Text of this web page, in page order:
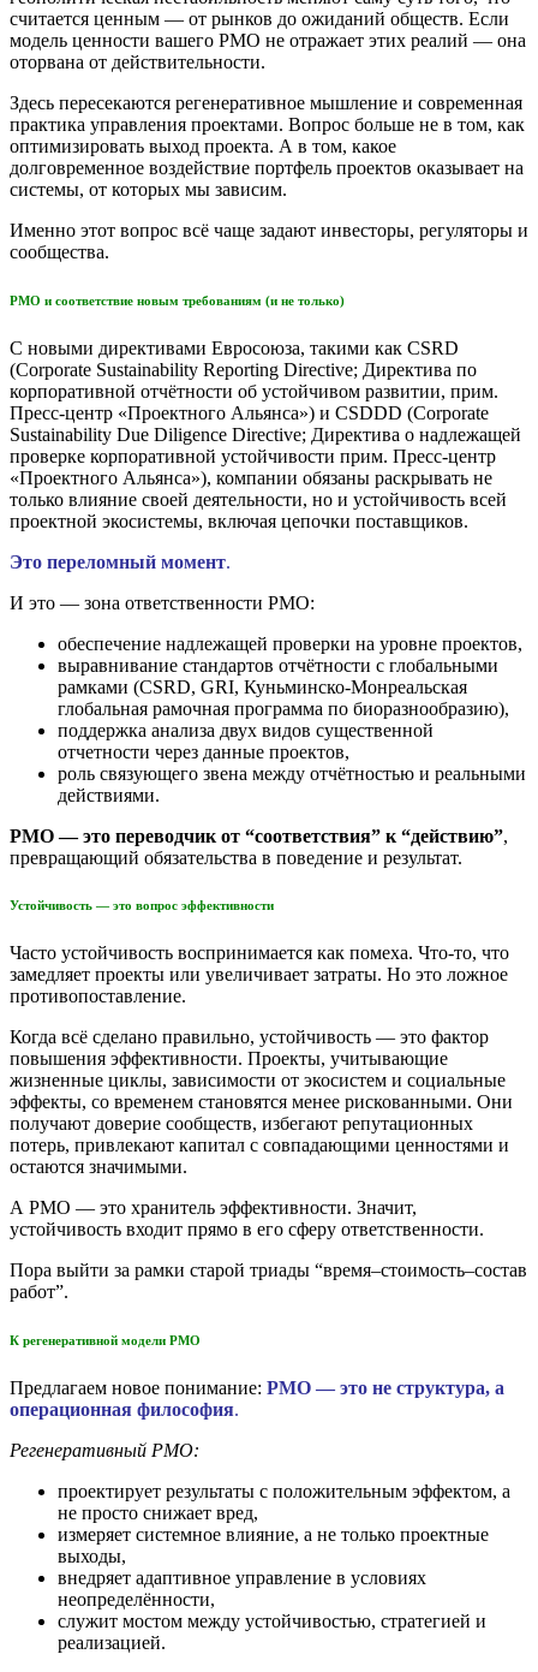
считается ценным — от рынков до ожиданий обществ. Если
модель ценности вашего PMO не отражает этих реалий — она
оторвана от действительности.
Здесь пересекаются регенеративное мышление и современная
практика управления проектами. Вопрос больше не в том, как
оптимизировать выход проекта. А в том, какое
долговременное воздействие портфель проектов оказывает на
системы, от которых мы зависим.
Именно этот вопрос всё чаще задают инвесторы, регуляторы и
сообщества.
PMO и соответствие новым требованиям (и не только)
С новыми директивами Евросоюза, такими как CSRD
(Corporate Sustainability Reporting Directive; Директива по
корпоративной отчётности об устойчивом развитии, прим.
Пресс-центр «Проектного Альянса») и CSDDD (Corporate
Sustainability Due Diligence Directive; Директива о надлежащей
проверке корпоративной устойчивости прим. Пресс-центр
«Проектного Альянса»), компании обязаны раскрывать не
только влияние своей деятельности, но и устойчивость всей
проектной экосистемы, включая цепочки поставщиков.
Это переломный момент.
И это — зона ответственности PMO:
обеспечение надлежащей проверки на уровне проектов,
выравнивание стандартов отчётности с глобальными
рамками (CSRD, GRI, Куньминско-Монреальская
глобальная рамочная программа по биоразнообразию),
поддержка анализа двух видов существенной
отчетности через данные проектов,
роль связующего звена между отчётностью и реальными
действиями.
PMO — это переводчик от “соответствия” к “действию”,
превращающий обязательства в поведение и результат.
Устойчивость — это вопрос эффективности
Часто устойчивость воспринимается как помеха. Что-то, что
замедляет проекты или увеличивает затраты. Но это ложное
противопоставление.
Когда всё сделано правильно, устойчивость — это фактор
повышения эффективности. Проекты, учитывающие
жизненные циклы, зависимости от экосистем и социальные
эффекты, со временем становятся менее рискованными. Они
получают доверие сообществ, избегают репутационных
потерь, привлекают капитал с совпадающими ценностями и
остаются значимыми.
А PMO — это хранитель эффективности. Значит,
устойчивость входит прямо в его сферу ответственности.
Пора выйти за рамки старой триады “время–стоимость–состав
работ”.
К регенеративной модели PMO
Предлагаем новое понимание: PMO — это не структура, а
операционная философия.
Регенеративный PMO:
проектирует результаты с положительным эффектом, а
не просто снижает вред,
измеряет системное влияние, а не только проектные
выходы,
внедряет адаптивное управление в условиях
неопределённости,
служит мостом между устойчивостью, стратегией и
реализацией.